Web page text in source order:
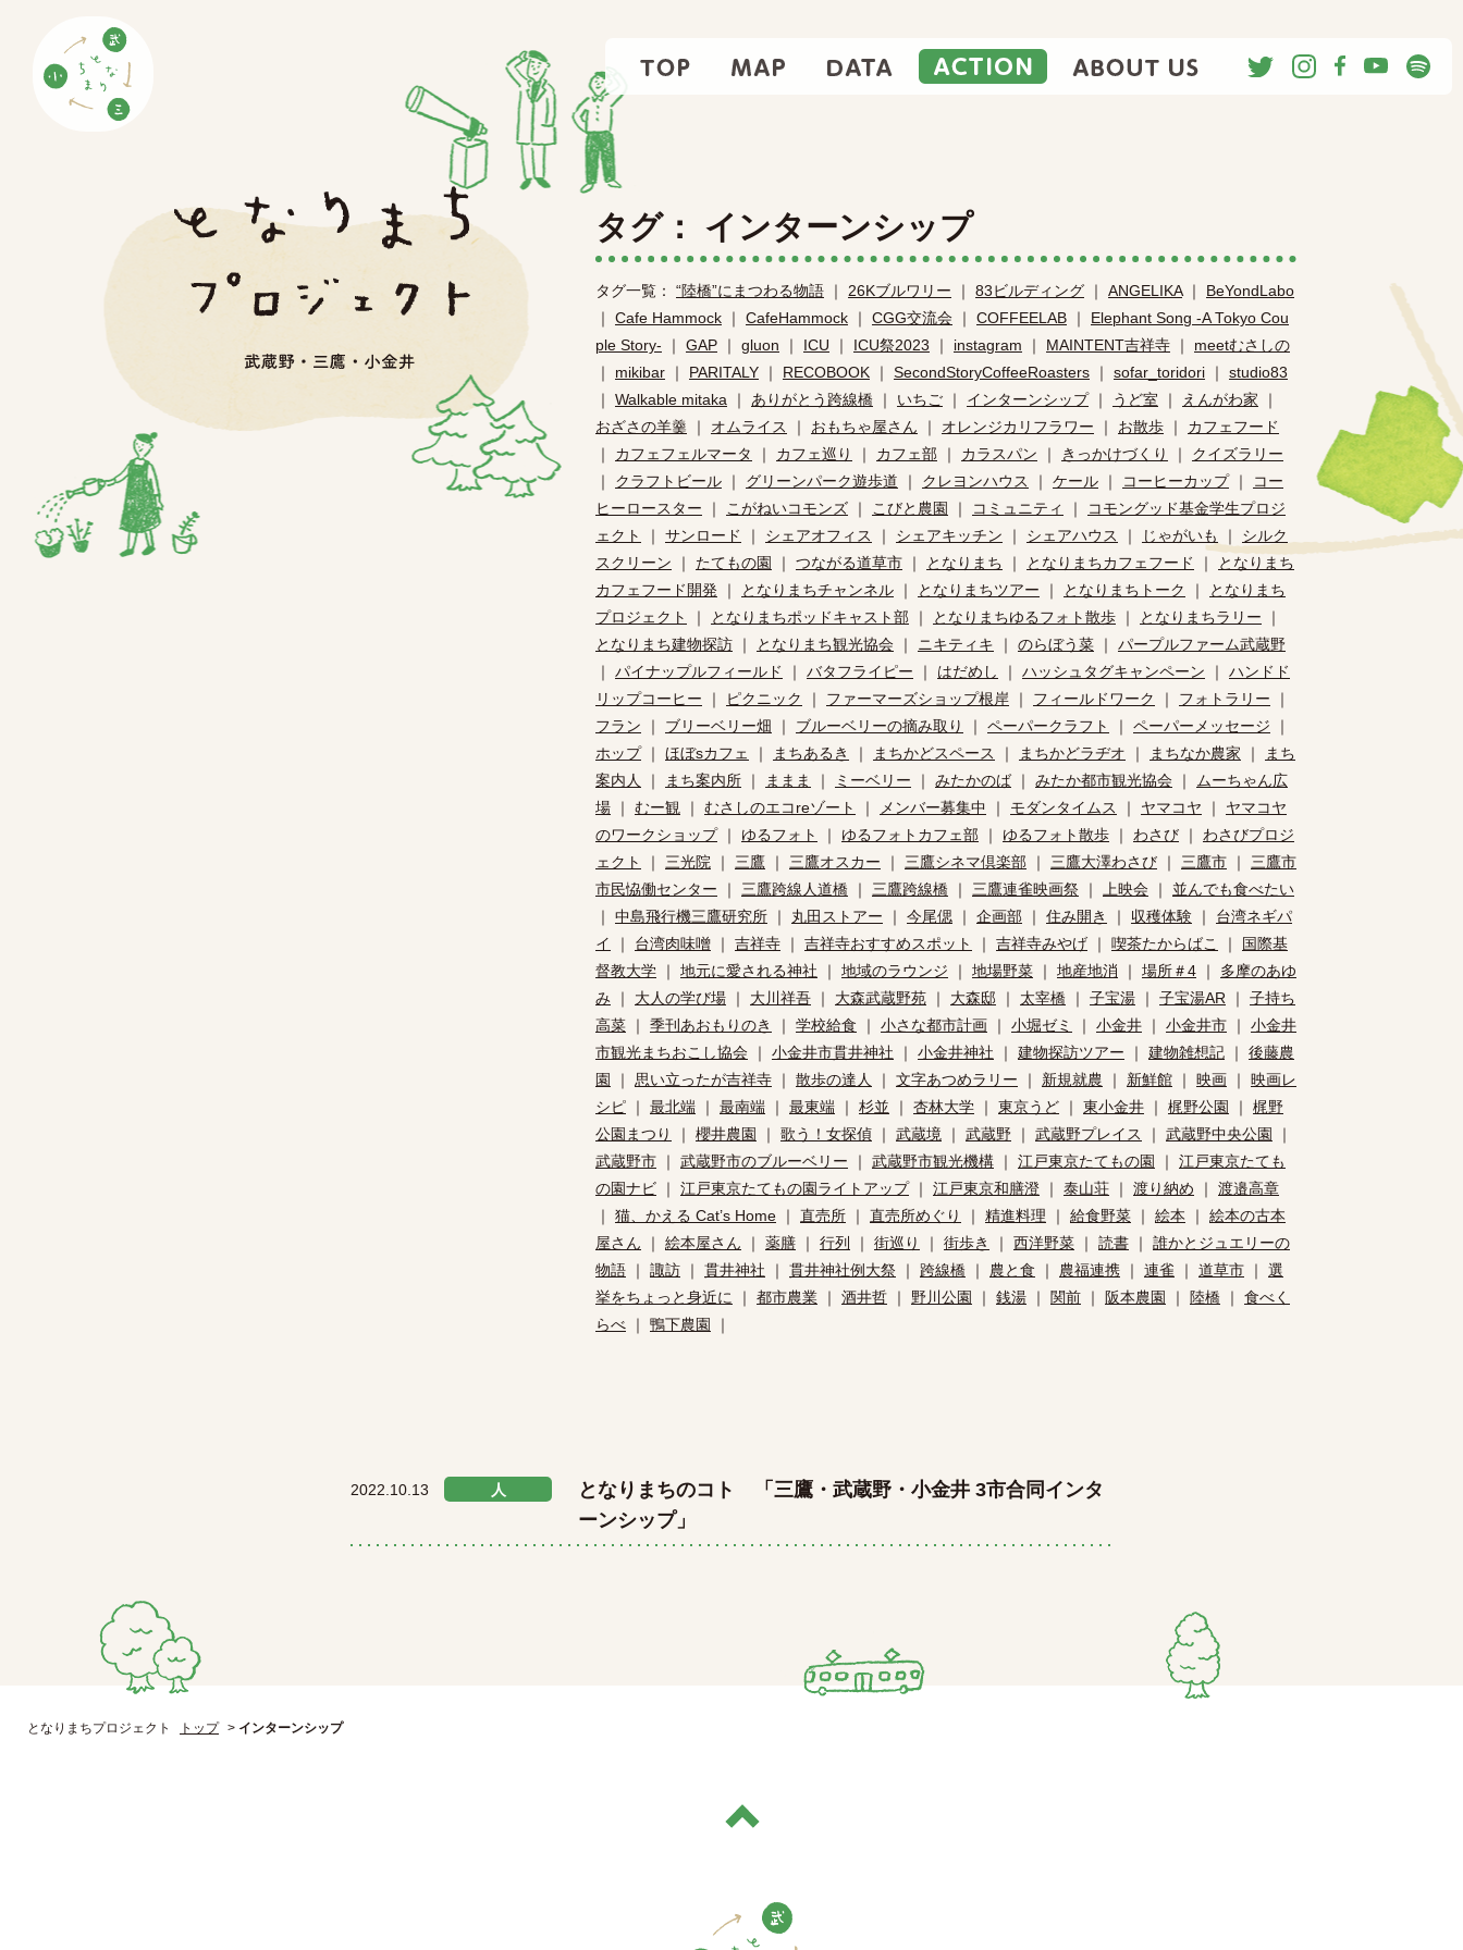
TOP MAP DATA ACTION ABOUT US
タグ： インターンシップ
タグ一覧： “陸橋”にまつわる物語 ｜ 26Kブルワリー ｜ 83ビルディング ｜ ANGELIKA｜ BeYondLabo
｜ Cafe Hammock ｜ CafeHammock ｜ CGG交流会 ｜ COFFEELAB ｜ Elephant Song -A Tokyo Cou
ple Story- ｜ GAP ｜ gluon ｜ ICU ｜ ICU祭2023 ｜ instagram ｜ MAINTENT吉祥寺 ｜ meetむさしの
｜ mikibar ｜ PARITALY ｜ RECOBOOK ｜ SecondStoryCoffeeRoasters ｜ sofar_toridori ｜ studio83
｜ Walkable mitaka ｜ ありがとう跨線橋 ｜ いちご ｜ インターンシップ｜ うど室 ｜ えんがわ家 ｜
おざさの羊羹 ｜ オムライス ｜ おもちゃ屋さん ｜ オレンジカリフラワー ｜ お散歩 ｜ カフェフード
｜ カフェフェルマータ ｜ カフェ巡り ｜ カフェ部 ｜ カラスパン ｜ きっかけづくり ｜ クイズラリー
｜ クラフトビール ｜ グリーンパーク遊歩道 ｜ クレヨンハウス ｜ ケール ｜ コーヒーカップ｜
コー
ヒーロースター ｜ こがねいコモンズ ｜ こびと農園 ｜ コミュニティ ｜
コモングッド基金学生プロジ
ェクト
｜ サンロード ｜ シェアオフィス ｜ シェアキッチン ｜ シェアハウス ｜ じゃがいも ｜ シルク
スクリーン ｜ たてもの園 ｜ つながる道草市 ｜ となりまち ｜ となりまちカフェフード ｜
となりまち
カフェフード開発 ｜ となりまちチャンネル ｜ となりまちツアー ｜ となりまちトーク ｜
となりまち
プロジェクト
｜ となりまちポッドキャスト部 ｜ となりまちゆるフォト散歩 ｜ となりまちラリー ｜
となりまち建物探訪 ｜ となりまち観光協会 ｜ ニキティキ ｜ のらぼう菜 ｜ パープルファーム武蔵野
｜ パイナップルフィールド ｜ バタフライピー ｜ はだめし ｜ ハッシュタグキャンペーン ｜ ハンドド
リップコーヒー ｜ ピクニック ｜ ファーマーズショップ根岸 ｜ フィールドワーク ｜ フォトラリー ｜
フラン ｜ ブリーベリー畑 ｜ ブルーベリーの摘み取り ｜ ペーパークラフト ｜ ペーパーメッセージ ｜
ホップ｜ ほぼsカフェ ｜ まちあるき ｜ まちかどスペース ｜ まちかどラヂオ ｜ まちなか農家 ｜
まち
案内人
｜ まち案内所 ｜ ままま ｜ ミーベリー ｜ みたかのば ｜ みたか都市観光協会 ｜
ムーちゃん広
場 ｜ むー観 ｜ むさしのエコreゾート ｜ メンバー募集中 ｜ モダンタイムス ｜ ヤマコヤ ｜ ヤマコヤ
のワークショップ｜ ゆるフォト ｜ ゆるフォトカフェ部 ｜ ゆるフォト散歩 ｜ わさび ｜ わさびプロジ
ェクト
｜ 三光院 ｜ 三鷹 ｜ 三鷹オスカー ｜ 三鷹シネマ倶楽部 ｜ 三鷹大澤わさび ｜ 三鷹市 ｜ 三鷹市
市民恊働センター ｜ 三鷹跨線人道橋 ｜ 三鷹跨線橋 ｜ 三鷹連雀映画祭 ｜ 上映会 ｜ 並んでも食べたい
｜ 中島飛行機三鷹研究所 ｜ 丸田ストアー ｜ 今尾偲 ｜ 企画部 ｜ 住み開き ｜ 収穫体験 ｜ 台湾ネギパ
イ
｜ 台湾肉味噌 ｜ 吉祥寺 ｜ 吉祥寺おすすめスポット ｜ 吉祥寺みやげ ｜ 喫茶たからばこ ｜
国際基
督教大学 ｜ 地元に愛される神社 ｜ 地域のラウンジ ｜ 地場野菜 ｜ 地産地消 ｜ 場所＃4 ｜ 多摩のあゆ
み ｜ 大人の学び場 ｜ 大川祥吾 ｜ 大森武蔵野苑 ｜ 大森邸 ｜ 太宰橋 ｜ 子宝湯 ｜ 子宝湯AR ｜ 子持ち
高菜 ｜ 季刊あおもりのき ｜ 学校給食 ｜ 小さな都市計画 ｜ 小堀ゼミ ｜ 小金井 ｜ 小金井市 ｜ 小金井
市観光まちおこし協会 ｜ 小金井市貫井神社 ｜ 小金井神社 ｜ 建物探訪ツアー ｜ 建物雑想記 ｜ 後藤農
園
｜ 思い立ったが吉祥寺 ｜ 散歩の達人 ｜ 文字あつめラリー ｜ 新規就農 ｜ 新鮮館 ｜ 映画 ｜ 映画レ
シピ ｜ 最北端 ｜ 最南端 ｜ 最東端 ｜ 杉並 ｜ 杏林大学 ｜ 東京うど ｜ 東小金井 ｜ 梶野公園 ｜ 梶野
公園まつり
｜ 櫻井農園 ｜ 歌う！女探偵 ｜ 武蔵境 ｜ 武蔵野 ｜ 武蔵野プレイス ｜ 武蔵野中央公園
｜
武蔵野市 ｜ 武蔵野市のブルーベリー ｜ 武蔵野市観光機構 ｜ 江戸東京たてもの園 ｜ 江戸東京たても
の園ナビ ｜ 江戸東京たてもの園ライトアップ｜ 江戸東京和膳澄 ｜ 泰山荘 ｜ 渡り納め ｜ 渡邉高章
｜ 猫、かえる Cat’s Home ｜ 直売所 ｜ 直売所めぐり ｜ 精進料理 ｜ 給食野菜 ｜ 絵本 ｜ 絵本の古本
屋さん ｜ 絵本屋さん ｜ 薬膳 ｜ 行列 ｜ 街巡り ｜ 街歩き ｜ 西洋野菜 ｜ 読書 ｜ 誰かとジュエリーの
物語 ｜ 諏訪 ｜ 貫井神社 ｜ 貫井神社例大祭 ｜ 跨線橋 ｜ 農と食 ｜ 農福連携 ｜ 連雀 ｜ 道草市 ｜ 選
挙をちょっと身近に
｜ 都市農業 ｜ 酒井哲 ｜ 野川公園 ｜ 銭湯 ｜ 関前 ｜ 阪本農園 ｜ 陸橋 ｜ 食べく
らべ ｜ 鴨下農園 ｜
2022.10.13 人
となりまちのコト 「三鷹・武蔵野・小金井 3市合同インタ
ーンシップ」
となりまちプロジェクト トップ > インターンシップ